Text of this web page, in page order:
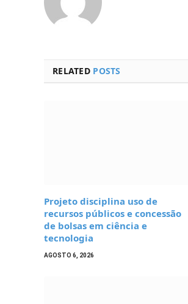
RELATED POSTS
Projeto disciplina uso de
recursos públicos e concessão
de bolsas em ciência e
tecnologia
AGOSTO 6, 2026